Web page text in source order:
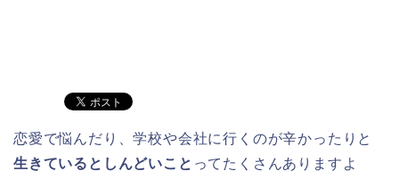
恋愛で悩んだり、学校や会社に行くのが辛かったりと
生きているとしんどいこと ってたくさんありますよ